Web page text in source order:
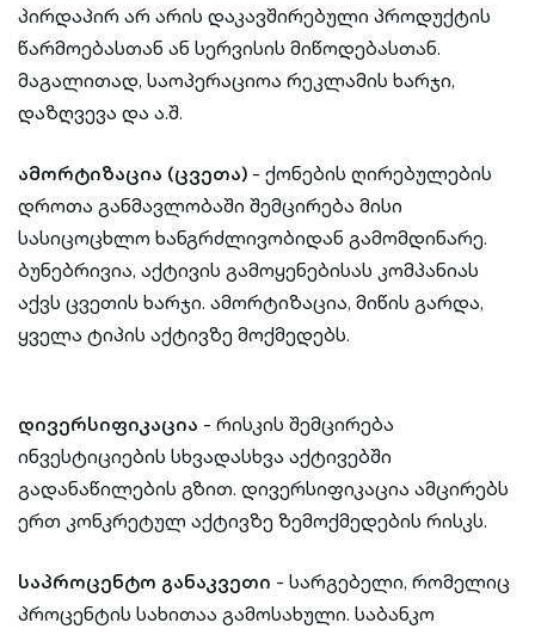
პირდაპირ არ არის დაკავშირებული პროდუქტის
წარმოებასთან ან სერვისის მიწოდებასთან.
მაგალითად, საოპერაციოა რეკლამის ხარჯი,
დაზღვევა და ა.შ.
ამორტიზაცია (ცვეთა) - ქონების ღირებულების
დროთა განმავლობაში შემცირება მისი
სასიცოცხლო ხანგრძლივობიდან გამომდინარე.
ბუნებრივია, აქტივის გამოყენებისას კომპანიას
აქვს ცვეთის ხარჯი. ამორტიზაცია, მიწის გარდა,
ყველა ტიპის აქტივზე მოქმედებს.
დივერსიფიკაცია - რისკის შემცირება
ინვესტიციების სხვადასხვა აქტივებში
გადანაწილების გზით. დივერსიფიკაცია ამცირებს
ერთ კონკრეტულ აქტივზე ზემოქმედების რისკს.
საპროცენტო განაკვეთი - სარგებელი, რომელიც
პროცენტის სახითაა გამოსახული. საბანკო